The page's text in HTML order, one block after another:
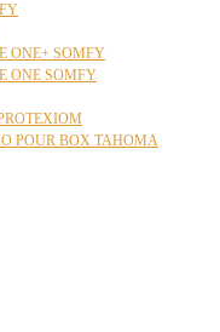
ONE+ SOMFY
ONE SOMFY
POUR BOX TAHOMA